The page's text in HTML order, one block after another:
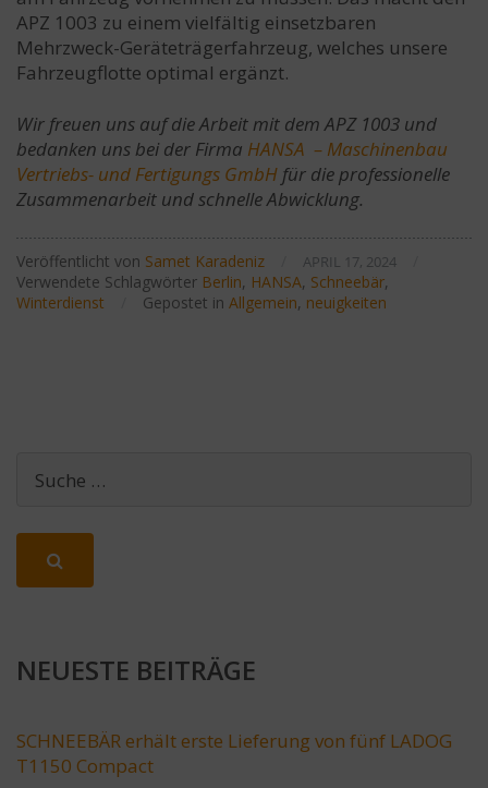
APZ 1003 zu einem vielfältig einsetzbaren
Mehrzweck-Geräteträgerfahrzeug, welches unsere
Fahrzeugflotte optimal ergänzt.
Wir freuen uns auf die Arbeit mit dem APZ 1003 und
bedanken uns bei der Firma HANSA – Maschinenbau
Vertriebs- und Fertigungs GmbH für die professionelle
Zusammenarbeit und schnelle Abwicklung.
Veröffentlicht von Samet Karadeniz APRIL 17, 2024
Verwendete Schlagwörter Berlin, HANSA, Schneebär,
Winterdienst
Gepostet in Allgemein, neuigkeiten
NEUESTE BEITRÄGE
SCHNEEBÄR erhält erste Lieferung von fünf LADOG
T1150 Compact